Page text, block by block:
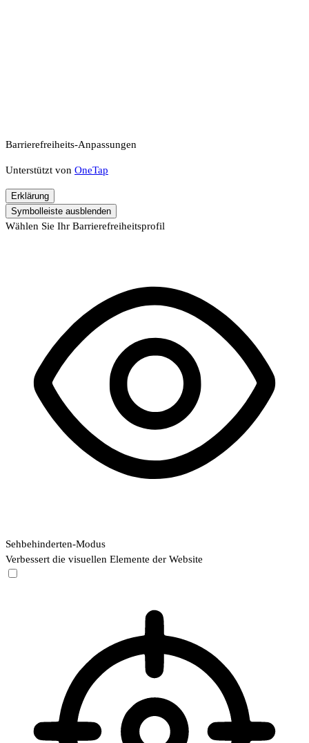
Barrierefreiheits-Anpassungen
Unterstützt von OneTap
Erklärung
Symbolleiste ausblenden
Wählen Sie Ihr Barrierefreiheitsprofil
Sehbehinderten-Modus
Verbessert die visuellen Elemente der Website